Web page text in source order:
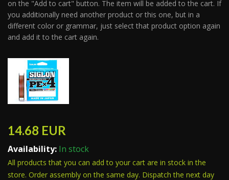
on the "Add to cart" button. The item will be added to the cart. If
you additionally need another product or this one, but in a
different color or grammar, just select that product option again
and add it to the cart again.
14.68 EUR
Availability: In stock
All products that you can add to your cart are in stock in the
store. Order assembly on the same day. Dispatch the next day